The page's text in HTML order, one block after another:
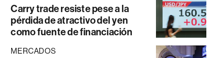
Carry trade resiste pese a la
pérdida de atractivo del yen
como fuente de financiación
MERCADOS